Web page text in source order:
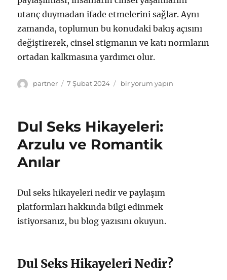
utanç duymadan ifade etmelerini sağlar. Aynı
zamanda, toplumun bu konudaki bakış açısını
değiştirerek, cinsel stigmanın ve katı normların
ortadan kalkmasına yardımcı olur.
Yazar
partner
Yayın
7 Şubat 2024
Dul
Yıkmak
için
bir yorum yapın
Dul Seks Hikayeleri:
Arzulu ve Romantik
Anılar
Dul seks hikayeleri nedir ve paylaşım
platformları hakkında bilgi edinmek
istiyorsanız, bu blog yazısını okuyun.
Dul Seks Hikayeleri Nedir?